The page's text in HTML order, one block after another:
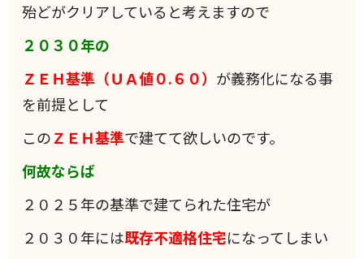
殆どがクリアしていると考えますので
２０３０年の
ＺＥＨ基準（ＵＡ値０.６０） が義務化になる事
を前提として
このＺＥＨ基準で建てて欲しいのです。
何故ならば
２０２５年の基準で建てられた住宅が
２０３０年には既存不適格住宅になってしまい